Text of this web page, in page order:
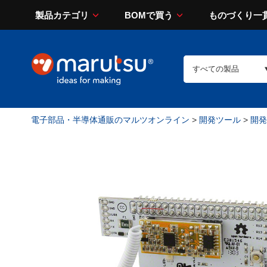
製品カテゴリ BOMで買う ものづくり一
電子部品・半導体通販のマルツオンライン > 開発ツール > 開